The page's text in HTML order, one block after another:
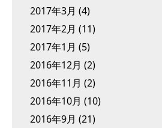
2017年3月 (4)
2017年2月 (11)
2017年1月 (5)
2016年12月 (2)
2016年11月 (2)
2016年10月 (10)
2016年9月 (21)